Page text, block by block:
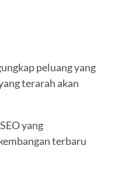
peluang yang
terarah akan
yang
terbaru